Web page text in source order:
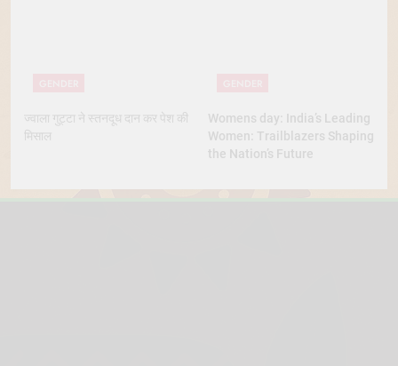
ज्वाला गुट्टा ने स्तनदूध दान कर पेश की
मिसाल
Womens day: India’s Leading
Women: Trailblazers Shaping
the Nation’s Future